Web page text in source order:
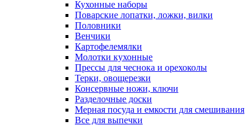
Кухонные наборы
Поварские лопатки, ложки, вилки
Половники
Венчики
Картофелемялки
Молотки кухонные
Прессы для чеснока и орехоколы
Терки, овощерезки
Консервные ножи, ключи
Разделочные доски
Мерная посуда и емкости для смешивания
Все для выпечки